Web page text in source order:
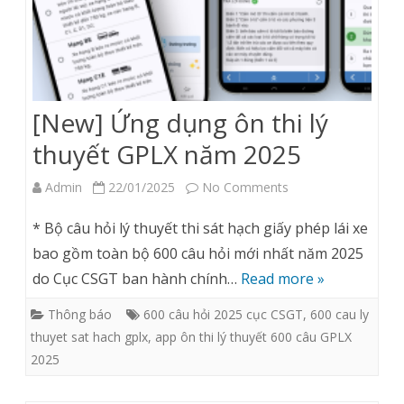
[New] Ứng dụng ôn thi lý
thuyết GPLX năm 2025
Admin 22/01/2025 No Comments
Ứng
dụng
ôn
thi
* Bộ câu hỏi lý thuyết thi sát hạch giấy phép lái xe
bao gồm toàn bộ 600 câu hỏi mới nhất năm 2025
do Cục CSGT ban hành chính… Read more »
Thông báo 600 câu hỏi 2025 cục CSGT, 600 cau ly
thuyet sat hach gplx, app ôn thi lý thuyết 600 câu GPLX
2025